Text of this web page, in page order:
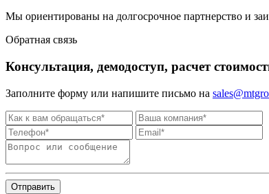
Мы ориентированы на долгосрочное партнерство и
Обратная связь
Консультация, демодоступ, расчет
Заполните форму или напишите письмо на
Отправить